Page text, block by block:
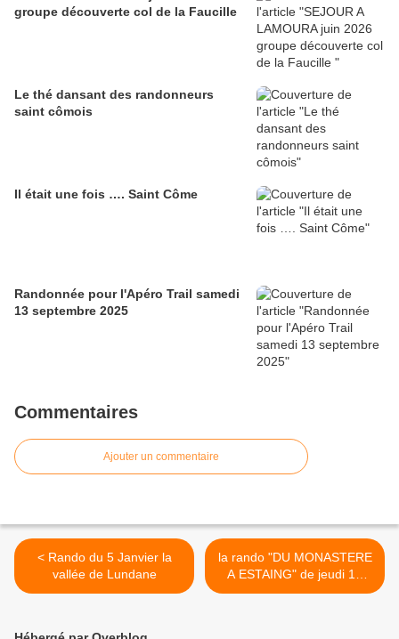
groupe découverte col de la Faucille
Le thé dansant des randonneurs
saint cômois
Il était une fois …. Saint Côme
Randonnée pour l'Apéro Trail samedi
13 septembre 2025
Commentaires
Ajouter un commentaire
< Rando du 5 Janvier la
vallée de Lundane
la rando "DU MONASTERE
A ESTAING" de jeudi 19
janvier est annulée >